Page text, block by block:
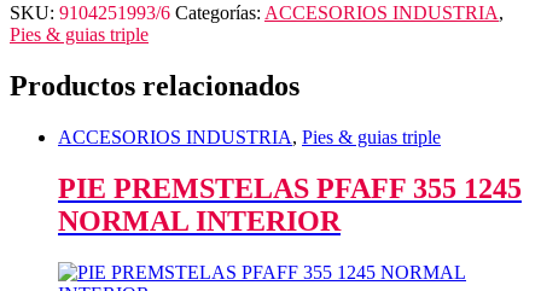
SKU: 9104251993/6 Categorías: ACCESORIOS INDUSTRIA,
Pies & guias triple
Productos relacionados
ACCESORIOS INDUSTRIA, Pies & guias triple
PIE PREMSTELAS PFAFF 355 1245
NORMAL INTERIOR